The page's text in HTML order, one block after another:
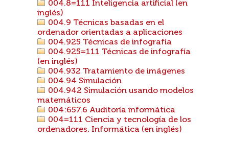
004.8=111 Inteligencia artificial (en
inglés)
004.9 Técnicas basadas en el
ordenador orientadas a aplicaciones
004.925 Técnicas de infografía
004.925=111 Técnicas de infografía
(en inglés)
004.932 Tratamiento de imágenes
004.94 Simulación
004.942 Simulación usando modelos
matemáticos
004:657.6 Auditoría informática
004=111 Ciencia y tecnología de los
ordenadores. Informática (en inglés)